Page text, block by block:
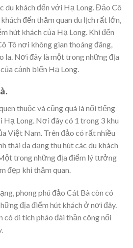
du khách đến với Hạ Long. Đảo Cô
đến thăm quan du lịch rất lớn,
hút khách của Hạ Long. Khi đến
Tô nơi không gian thoáng đãng,
la. Nơi đây là một trong những địa
cảnh biển Hạ Long.
thuộc và cũng quá là nổi tiếng
Hạ Long. Nơi đây có 1 trong 3 khu
Việt Nam. Trên đảo có rất nhiều
thái đa dạng thu hút các du khách
trong những địa điểm lý tưởng
đẹp khi thăm quan.
phong phú đảo Cát Bà còn có
địa điểm hút khách ở nơi đây.
có di tích pháo đài thần công nổi